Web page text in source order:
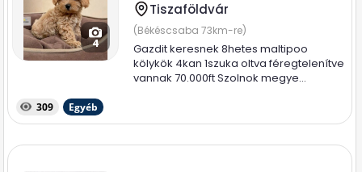
4
Tiszaföldvár
(Békéscsaba 73km-re)
Gazdit keresnek 8hetes maltipoo
kölykök 4kan 1szuka oltva féregtelenítve
vannak 70.000ft Szolnok megye...
309 Egyéb